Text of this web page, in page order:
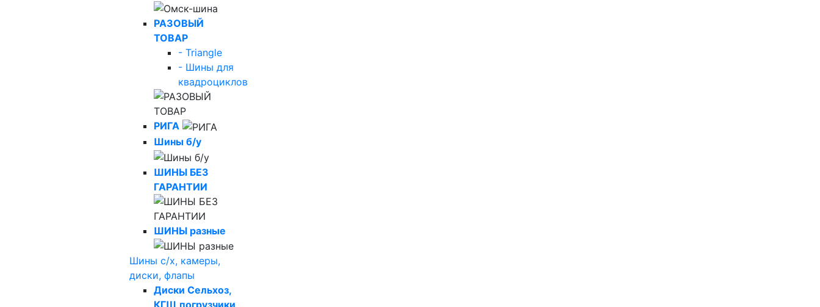
РАЗОВЫЙ
ТОВАР
- Triangle
- Шины для
квадроциклов
РИГА
Шины б/у
ШИНЫ БЕЗ
ГАРАНТИИ
ШИНЫ разные
Шины с/х, камеры,
диски, флапы
Диски Сельхоз,